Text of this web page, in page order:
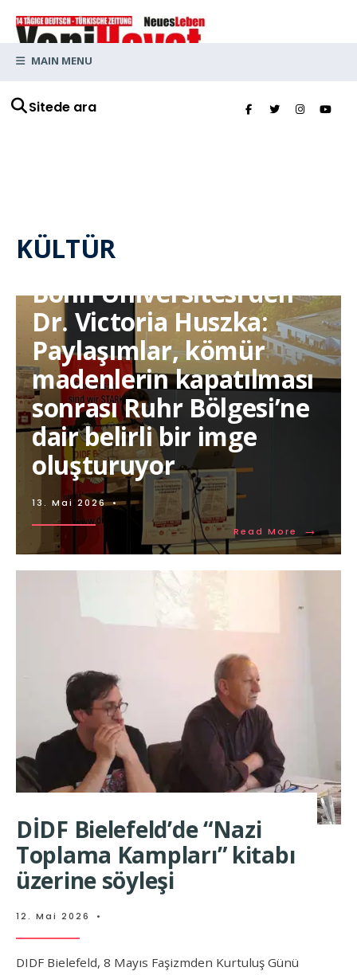
Sitede ara
MAIN MENU
KÜLTÜR
Bonn Üniversitesi’den
Dr. Victoria Huszka:
Paylaşımlar, kömür
madenlerin kapatılması
sonrası Ruhr Bölgesi’ne
dair belirli bir imge
oluşturuyor
13. Mai 2026 •
Read More →
DİDF Bielefeld’de “Nazi
Toplama Kampları” kitabı
üzerine söyleşi
12. Mai 2026 •
DIDF Bielefeld, 8 Mayıs Faşizmden Kurtuluş Günü